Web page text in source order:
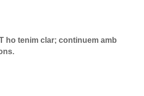
ho tenim clar; continuem amb